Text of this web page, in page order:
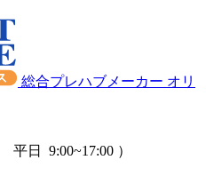
総合プレハブメーカー オリ
平日 9:00~17:00 ）